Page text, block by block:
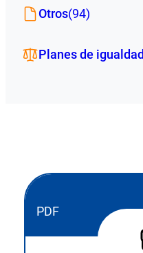
Otros(94)
Planes de igualdad
PDF